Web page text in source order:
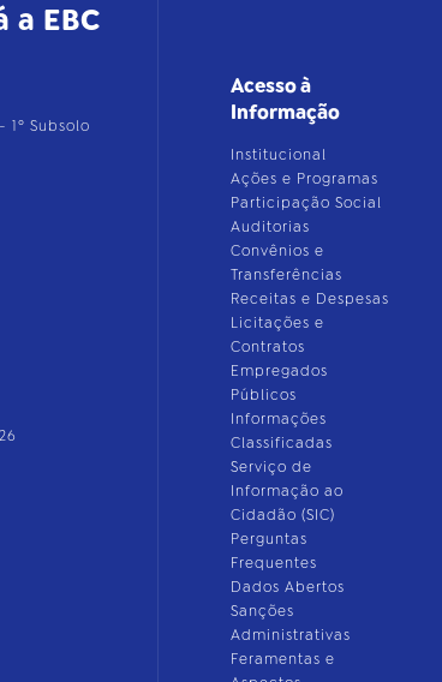
EBC
1º Subsolo
Acesso à
Informação
Institucional
Ações e Programas
Participação Social
Auditorias
Convênios e
Transferências
Receitas e Despesas
Licitações e
Contratos
Empregados
Públicos
Informações
Classificadas
Serviço de
Informação ao
Cidadão (SIC)
Perguntas
Frequentes
Dados Abertos
Sanções
Administrativas
Feramentas e